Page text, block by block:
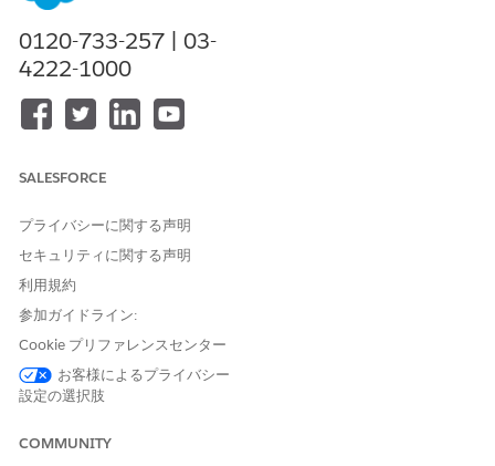
重要:Contacts Without Channel Address データ抽出を設定する
際は、親ビジネスユニットで操作してください。子ビジネスユニ
アクティビティの設定に、任意の
ターンを追加する。
アクティビティの作成中、構成セクションは空白に
なりますが、これは想定どおりです。
リックして次のセクションに進んでください。
実行後、データエクステンションフォルダーのルー
トにある「Contacts Without Channel Address」デ
0120-733-257 | 03-
4222-1000
SALESFORCE
プライバシーに関する声明
セキュリティに関する声明
利用規約
参加ガイドライン:
Cookie プリファレンスセンター
お客様によるプライバシー
設定の選択肢
COMMUNITY